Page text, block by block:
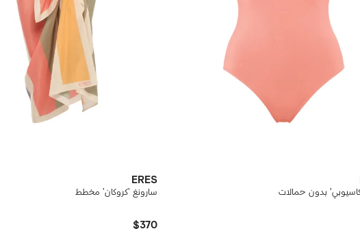
بدون حمالات
ERES
سارونغ 'كروكان' مخطط
$370